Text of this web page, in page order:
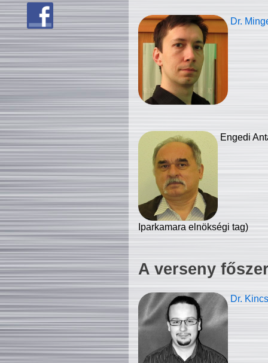
Dr.
Engedi
Iparkamara elnökségi tag)
A verseny
Dr.